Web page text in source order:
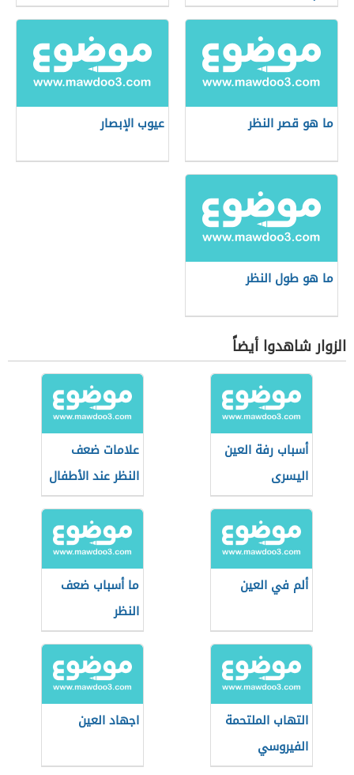
ما هو قصر النظر عيوب الإبصار
ما هو طول النظر
الزوار شاهدوا أيضاً
أسباب رفة العين
اليسرى
علامات ضعف
النظر عند الأطفال
ألم في العين
ما أسباب ضعف
النظر
التهاب الملتحمة
الفيروسي
اجهاد العين